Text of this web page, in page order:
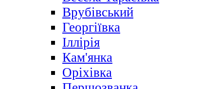
Врубівський
Георгіївка
Іллірія
Кам'янка
Оріхівка